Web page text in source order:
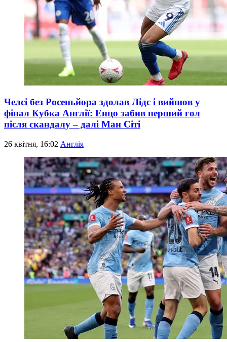
Челсі без Росеньйора здолав Лідс і вийшов у
фінал Кубка Англії: Енцо забив перший гол
після скандалу – далі Ман Сіті
26 квітня, 16:02 Англія